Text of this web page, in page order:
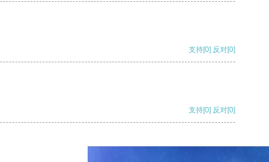
支持[0] 反对[0]
支持[0] 反对[0]